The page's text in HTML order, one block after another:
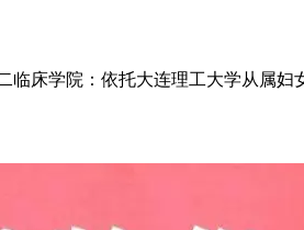
临床学院：依托大连理工大学从属